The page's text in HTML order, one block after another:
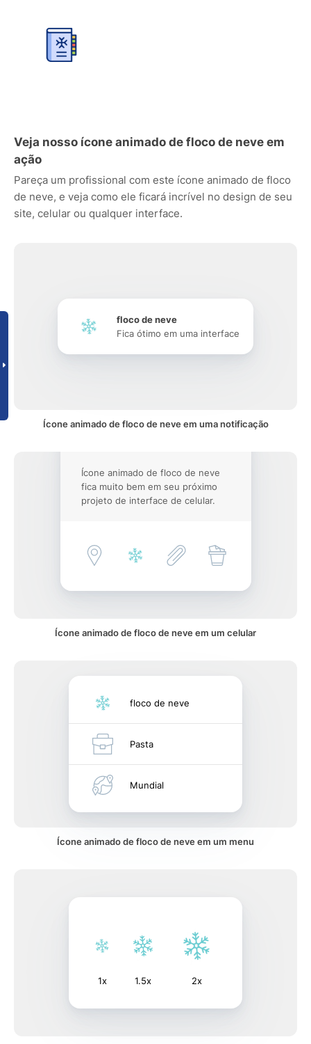
Veja nosso ícone animado de floco de neve em
ação
Pareça um profissional com este ícone animado de floco
de neve, e veja como ele ficará incrível no design de seu
site, celular ou qualquer interface.
floco de neve
Fica ótimo em uma interface
Ícone animado de floco de neve em uma notificação
Ícone animado de floco de neve
fica muito bem em seu próximo
projeto de interface de celular.
Ícone animado de floco de neve em um celular
floco de neve
Pasta
Mundial
Ícone animado de floco de neve em um menu
1x 1.5x 2x